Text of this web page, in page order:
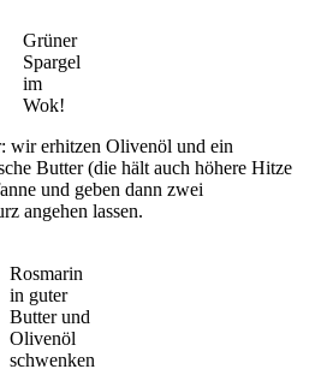
Grüner
Spargel
im
Wok!
wir erhitzen Olivenöl und ein
Butter (die hält auch höhere Hitze
und geben dann zwei
angehen lassen.
Rosmarin
in guter
Butter und
Olivenöl
schwenken